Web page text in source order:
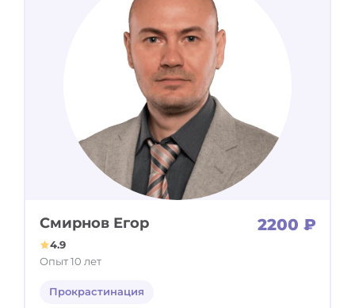
Смирнов Егор 2200 ₽
4.9
Опыт 10 лет
Прокрастинация